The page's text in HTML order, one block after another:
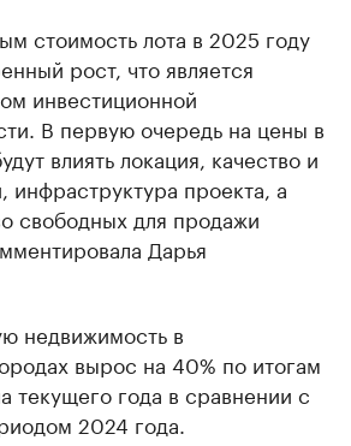
стоимость лота в 2025 году
рост, что является
инвестиционной
В первую очередь на цены в
влиять локация, качество и
инфраструктура проекта, а
свободных для продажи
Дарья
недвижимость в
вырос на 40% по итогам
текущего года в сравнении с
2024 года.